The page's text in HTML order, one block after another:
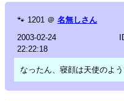
🐾 1201 ＠ 名無しさん
2003-02-24
22:22:18
なったん、寝顔は天使のよう